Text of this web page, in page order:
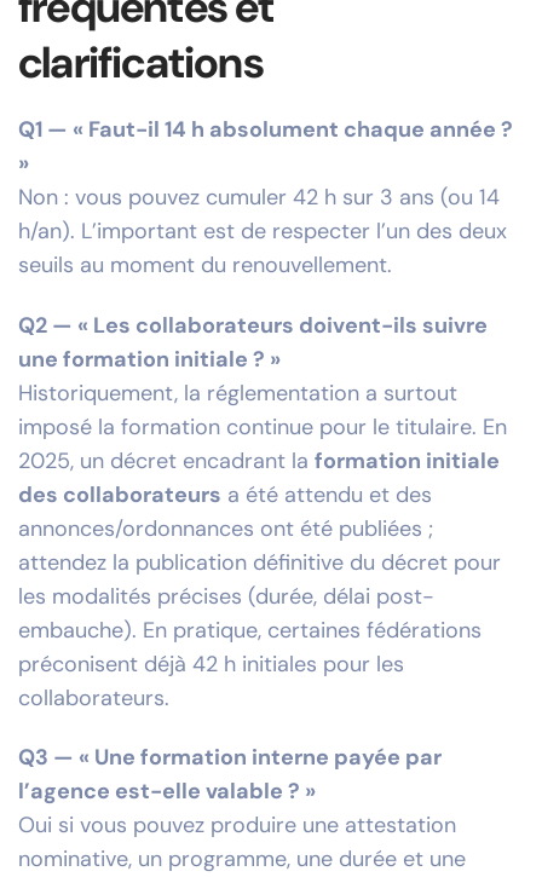
clarifications
Q1 — « Faut-il 14 h absolument chaque année ?
»
Non : vous pouvez cumuler 42 h sur 3 ans (ou 14
h/an). L’important est de respecter l’un des deux
seuils au moment du renouvellement.
Q2 — « Les collaborateurs doivent-ils suivre
une formation initiale ? »
Historiquement, la réglementation a surtout
imposé la formation continue pour le titulaire. En
2025, un décret encadrant la formation initiale
des collaborateurs a été attendu et des
annonces/ordonnances ont été publiées ;
attendez la publication définitive du décret pour
les modalités précises (durée, délai post-
embauche). En pratique, certaines fédérations
préconisent déjà 42 h initiales pour les
collaborateurs.
Q3 — « Une formation interne payée par
l’agence est-elle valable ? »
Oui si vous pouvez produire une attestation
nominative, un programme, une durée et une